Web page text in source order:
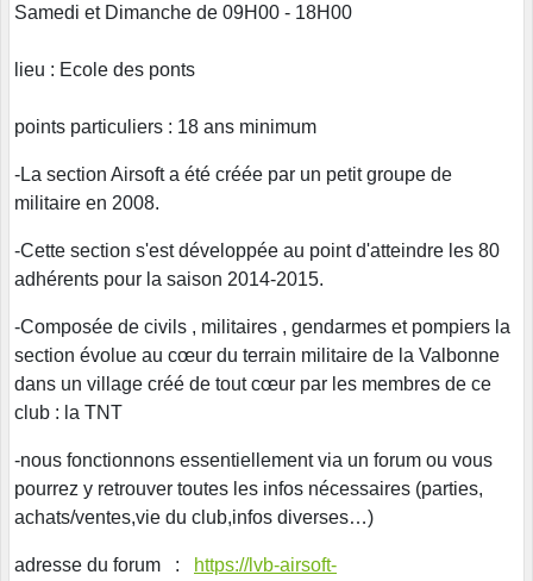
Samedi et Dimanche de 09H00 - 18H00
lieu : Ecole des ponts
points particuliers : 18 ans minimum
-La section Airsoft a été créée par un petit groupe de
militaire en 2008.
-Cette section s'est développée au point d'atteindre les 80
adhérents pour la saison 2014-2015.
-Composée de civils , militaires , gendarmes et pompiers la
section évolue au cœur du terrain militaire de la Valbonne
dans un village créé de tout cœur par les membres de ce
club : la TNT
-nous fonctionnons essentiellement via un forum ou vous
pourrez y retrouver toutes les infos nécessaires (parties,
achats/ventes,vie du club,infos diverses…)
adresse du forum :
https://lvb-airsoft-